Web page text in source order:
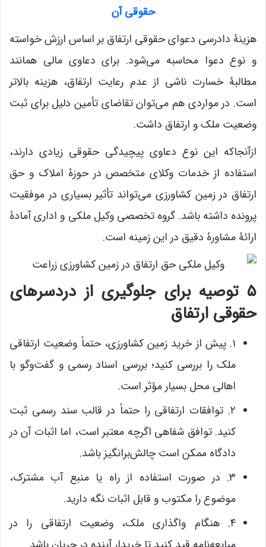
حقوقی آن
هزینۀ دادرسی دعوای حقوقی ارتفاق بر اساس ارزش خواسته
و نوع دعوا محاسبه می‌شود. برای دعاوی مالی همانند
مطالبۀ خسارت ناشی از عدم رعایت ارتفاق، هزینه بالاتر
است. در مواردی هم می‌توان تقاضای تأمین دلیل برای ثبت
وضعیت ملک و ارتفاق داشت.
ازآنجاکه این نوع دعاوی پیچیدگی حقوقی زیادی دارند،
استفاده از خدمات وکلای متخصص در حوزۀ املاک و حق
ارتفاق در زمین کشاورزی می‌تواند تأثیر بسیاری در موفقیت
پرونده داشته باشد. گروه تخصصی وکیل ملکی و اداری آمادۀ
ارائۀ مشاورۀ دقیق در این زمینه است.
۵ توصیه برای جلوگیری از دردسرهای
حقوقی ارتفاق
۱. پیش از خرید زمین کشاورزی، حتماً وضعیت ارتفاقی
ملک را بررسی کنید؛ بررسی اسناد رسمی و گفت‌وگو با
اهالی محل بسیار مؤثر است.
۲. توافقات ارتفاقی را حتماً در قالب سند رسمی ثبت
کنید. توافق شفاهی اگرچه معتبر است، اما اثبات آن در
دادگاه ممکن است چالش‌برانگیز باشد.
۳. در صورت استفاده از راه یا منبع آب مشترک،
موضوع را مکتوب و قابل اثبات نگه دارید.
۴. هنگام واگذاری ملک، وضعیت ارتفاقی را در